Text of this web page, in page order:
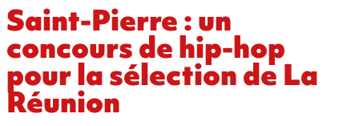
Saint-Pierre : un
concours de hip-hop
pour la sélection de La
Réunion